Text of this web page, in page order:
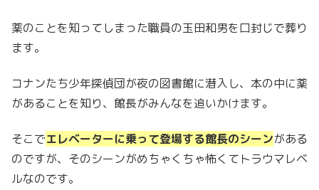
薬のことを知ってしまった職員の玉田和男を口封じで葬り
ます。
コナンたち少年探偵団が夜の図書館に潜入し、本の中に薬
があることを知り、館長がみんなを追いかけます。
そこでエレベーターに乗って登場する館長のシーンがある
のですが、そのシーンがめちゃくちゃ怖くてトラウマレベ
ルなのです。